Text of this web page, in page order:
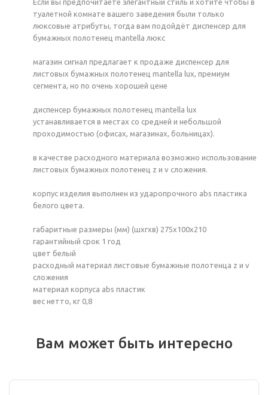
Если вы предпочитаете элегантный стиль и хотите чтобы в
туалетной комнате вашего заведения были только
люксовые атрибуты, тогда вам подойдёт диспенсер для
бумажных полотенец mantella люкс
магазин сигнал предлагает к продаже диспенсер для
листовых бумажных полотенец mantella lux, премиум
сегмента, но по очень хорошей цене
диспенсер бумажных полотенец mantella lux
устанавливается в местах со средней и небольшой
проходимостью (офисах, магазинах, больницах).
в качестве расходного материала возможно использование
листовых бумажных полотенец z и v сложения.
корпус изделия выполнен из ударопрочного abs пластика
белого цвета.
габаритные размеры (мм) (шхгхв) 275x100x210
гарантийный срок 1 год
цвет белый
расходный материал листовые бумажные полотенца z и v
сложения
материал корпуса abs пластик
вес нетто, кг 0,8
Вам может быть интересно